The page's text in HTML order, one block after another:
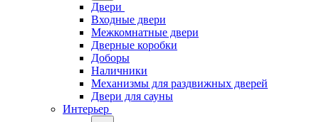
Двери
Входные двери
Межкомнатные двери
Дверные коробки
Доборы
Наличники
Механизмы для раздвижных дверей
Двери для сауны
Интерьер